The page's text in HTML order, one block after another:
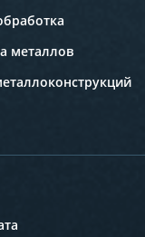
металлов